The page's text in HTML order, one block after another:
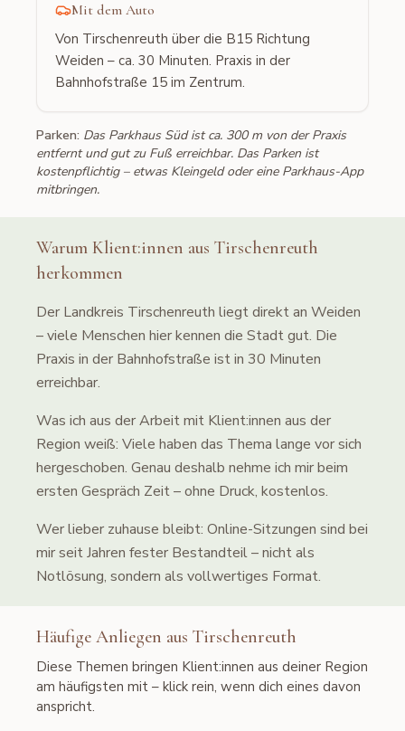
Mit dem Auto
Von Tirschenreuth über die B15 Richtung
Weiden – ca. 30 Minuten. Praxis in der
Bahnhofstraße 15 im Zentrum.
Parken: Das Parkhaus Süd ist ca. 300 m von der Praxis
entfernt und gut zu Fuß erreichbar. Das Parken ist
kostenpflichtig – etwas Kleingeld oder eine Parkhaus-App
mitbringen.
Warum Klient:innen aus Tirschenreuth
herkommen
Der Landkreis Tirschenreuth liegt direkt an Weiden
– viele Menschen hier kennen die Stadt gut. Die
Praxis in der Bahnhofstraße ist in 30 Minuten
erreichbar.
Was ich aus der Arbeit mit Klient:innen aus der
Region weiß: Viele haben das Thema lange vor sich
hergeschoben. Genau deshalb nehme ich mir beim
ersten Gespräch Zeit – ohne Druck, kostenlos.
Wer lieber zuhause bleibt: Online-Sitzungen sind bei
mir seit Jahren fester Bestandteil – nicht als
Notlösung, sondern als vollwertiges Format.
Häufige Anliegen aus Tirschenreuth
Diese Themen bringen Klient:innen aus deiner Region
am häufigsten mit – klick rein, wenn dich eines davon
anspricht.